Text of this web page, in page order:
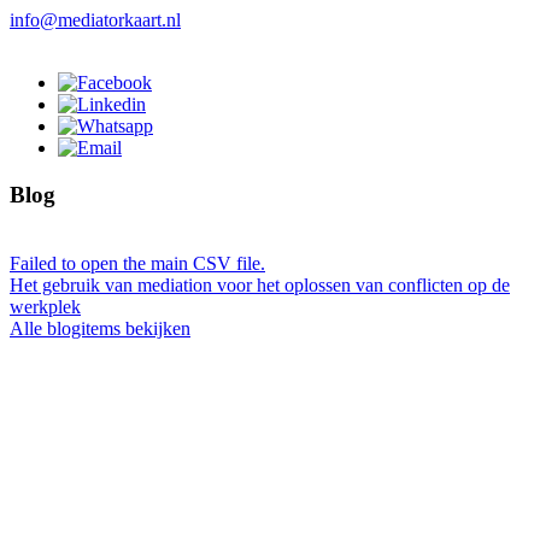
info@mediatorkaart.nl
Blog
Failed to open the main CSV file.
Het gebruik van mediation voor het oplossen van conflicten op de
werkplek
Alle blogitems bekijken